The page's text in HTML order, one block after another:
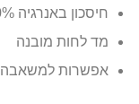
חיסכון באנרגיה 40% לפחות
מד לחות מובנה
אפשרות למשאבה